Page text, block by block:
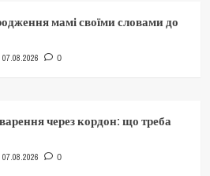
мамі своїми словами до
07.08.2026 0
через кордон: що треба
07.08.2026 0